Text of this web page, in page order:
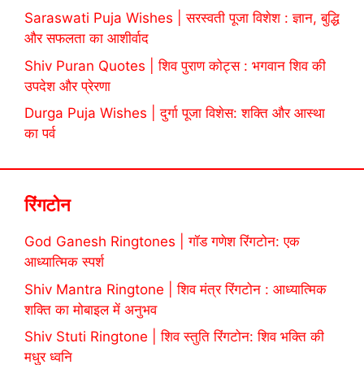
Saraswati Puja Wishes | सरस्वती पूजा विशेश : ज्ञान, बुद्धि
और सफलता का आशीर्वाद
Shiv Puran Quotes | शिव पुराण कोट्स : भगवान शिव की
उपदेश और प्रेरणा
Durga Puja Wishes | दुर्गा पूजा विशेस: शक्ति और आस्था
का पर्व
रिंगटोन
God Ganesh Ringtones | गॉड गणेश रिंगटोन: एक
आध्यात्मिक स्पर्श
Shiv Mantra Ringtone | शिव मंत्र रिंगटोन : आध्यात्मिक
शक्ति का मोबाइल में अनुभव
Shiv Stuti Ringtone | शिव स्तुति रिंगटोन: शिव भक्ति की
मधुर ध्वनि